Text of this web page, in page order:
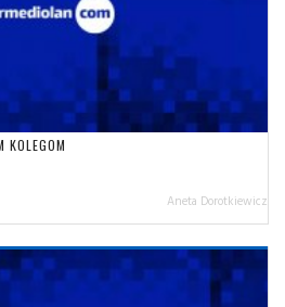
KOLEGOM
Aneta Dorotkiewicz